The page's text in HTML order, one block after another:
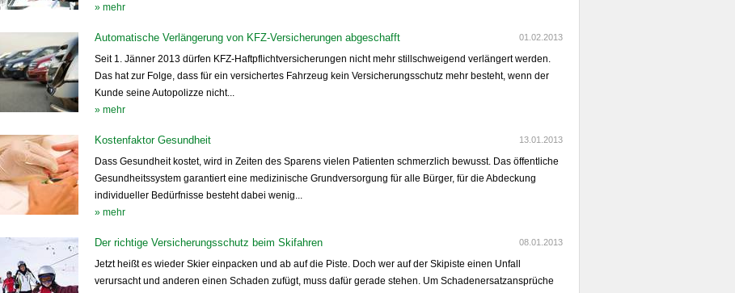
» mehr
Automatische Verlängerung von KFZ-Versicherungen abgeschafft 01.02.2013
Seit 1. Jänner 2013 dürfen KFZ-Haftpflichtversicherungen nicht mehr stillschweigend verlängert werden.
Das hat zur Folge, dass für ein versichertes Fahrzeug kein Versicherungsschutz mehr besteht, wenn der
Kunde seine Autopolizze nicht...
» mehr
Kostenfaktor Gesundheit 13.01.2013
Dass Gesundheit kostet, wird in Zeiten des Sparens vielen Patienten schmerzlich bewusst. Das öffentliche
Gesundheitssystem garantiert eine medizinische Grundversorgung für alle Bürger, für die Abdeckung
individueller Bedürfnisse besteht dabei wenig...
» mehr
Der richtige Versicherungsschutz beim Skifahren 08.01.2013
Jetzt heißt es wieder Skier einpacken und ab auf die Piste. Doch wer auf der Skipiste einen Unfall
verursacht und anderen einen Schaden zufügt, muss dafür gerade stehen. Um Schadenersatzansprüche